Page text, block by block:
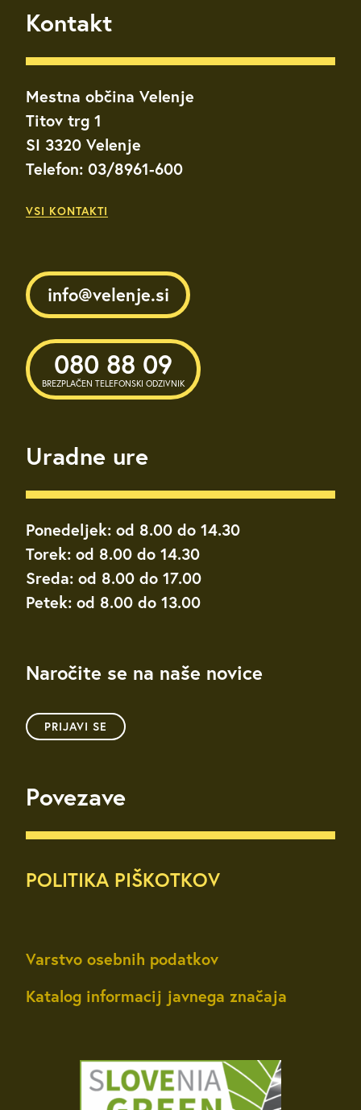
Kontakt
Mestna občina Velenje
Titov trg 1
SI 3320 Velenje
Telefon: 03/8961-600
VSI KONTAKTI
info@velenje.si
080 88 09
BREZPLAČEN TELEFONSKI ODZIVNIK
Uradne ure
Ponedeljek: od 8.00 do 14.30
Torek: od 8.00 do 14.30
Sreda: od 8.00 do 17.00
Petek: od 8.00 do 13.00
Naročite se na naše novice
PRIJAVI SE
Povezave
POLITIKA PIŠKOTKOV
Varstvo osebnih podatkov
Katalog informacij javnega značaja